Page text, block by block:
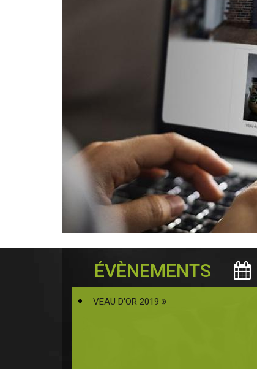
ÉVÈNEMENTS
VEAU D'OR 2019